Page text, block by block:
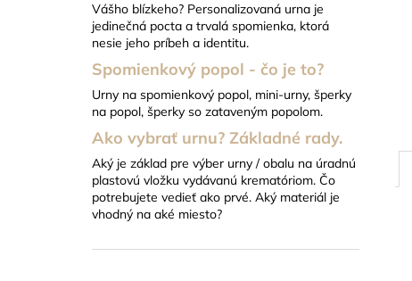
Vášho blízkeho? Personalizovaná urna je
jedinečná pocta a trvalá spomienka, ktorá
nesie jeho príbeh a identitu.
Spomienkový popol - čo je to?
Urny na spomienkový popol, mini-urny, šperky
na popol, šperky so zataveným popolom.
Ako vybrať urnu? Základné rady.
Aký je základ pre výber urny / obalu na úradnú
plastovú vložku vydávanú krematóriom. Čo
potrebujete vedieť ako prvé. Aký materiál je
vhodný na aké miesto?
18 EUR